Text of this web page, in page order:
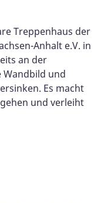
Treppenhaus der
Anhalt e.V. in
an der
Wandbild und
Es macht
und verleiht